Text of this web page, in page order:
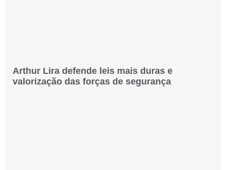
Arthur Lira defende leis mais duras e
valorização das forças de segurança